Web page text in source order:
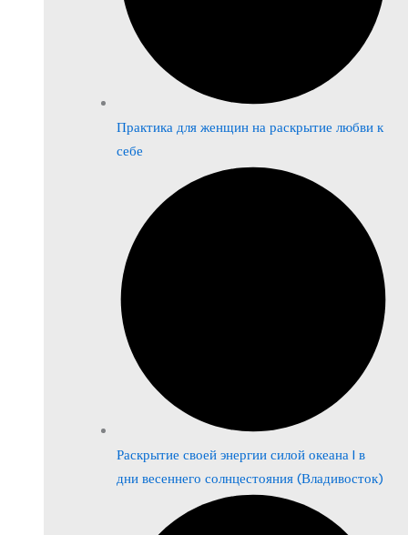
Практика для женщин на раскрытие любви к
себе
Раскрытие своей энергии силой океана | в
дни весеннего солнцестояния (Владивосток)